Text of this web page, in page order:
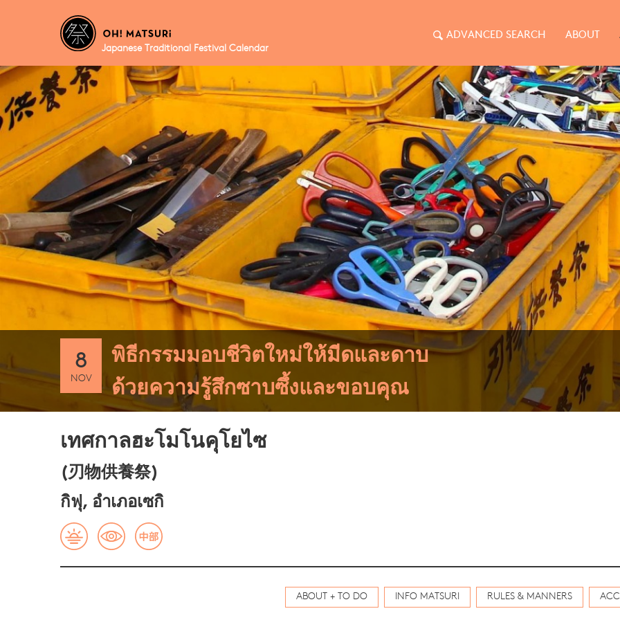
Japanese Traditional Festival Calendar
ADVANCED SEARCH ABOUT
8
NOV
พิธีกรรมมอบชีวิตใหม่ให้มีดและดาบ
ด้วยความรู้สึกซาบซึ้งและขอบคุณ
เทศกาลฮะโมโนคุโยไซ
(刃物供養祭)
กิฟุ, อำเภอเซกิ
ABOUT + TO DO INFO MATSURI RULES & MANNERS